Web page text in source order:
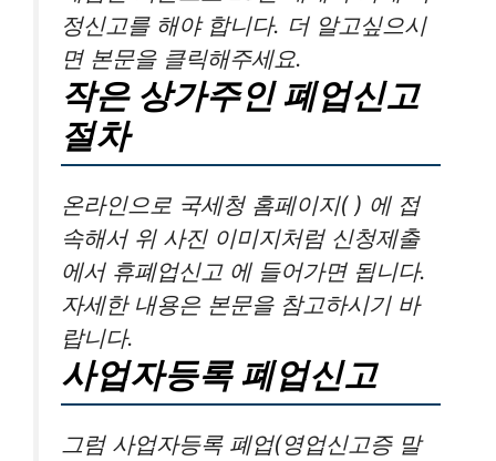
정신고를 해야 합니다. 더 알고싶으시
면 본문을 클릭해주세요.
작은 상가주인 폐업신고
절차
온라인으로 국세청 홈페이지( ) 에 접
속해서 위 사진 이미지처럼 신청제출
에서 휴폐업신고 에 들어가면 됩니다.
자세한 내용은 본문을 참고하시기 바
랍니다.
사업자등록 폐업신고
그럼 사업자등록 폐업(영업신고증 말